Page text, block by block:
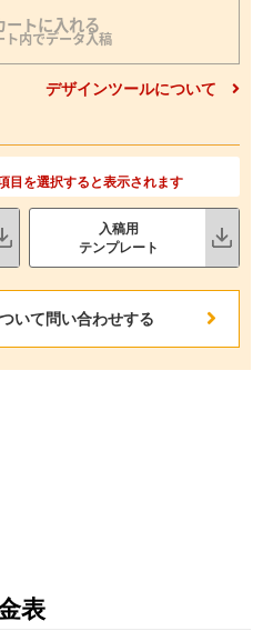
ートに入れる
ト内でデータ入稿
デザインツールについて
目を選択すると表示されます
入稿用
テンプレート
いて問い合わせする
表